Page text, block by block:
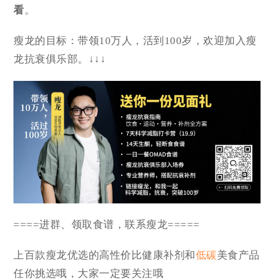
看。
瘦龙的目标：带领10万人，活到100岁，欢迎加入瘦
龙抗衰俱乐部。↓↓↓
====进群、领取食谱，联系瘦龙=====
上百款瘦龙优选的高性价比健康补剂和低碳美食产品
任你挑选哦，大家一定要关注哦